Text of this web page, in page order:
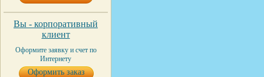
Вы - корпоративный
клиент
Оформите заявку и счет по
Интернету
Оформить заказ